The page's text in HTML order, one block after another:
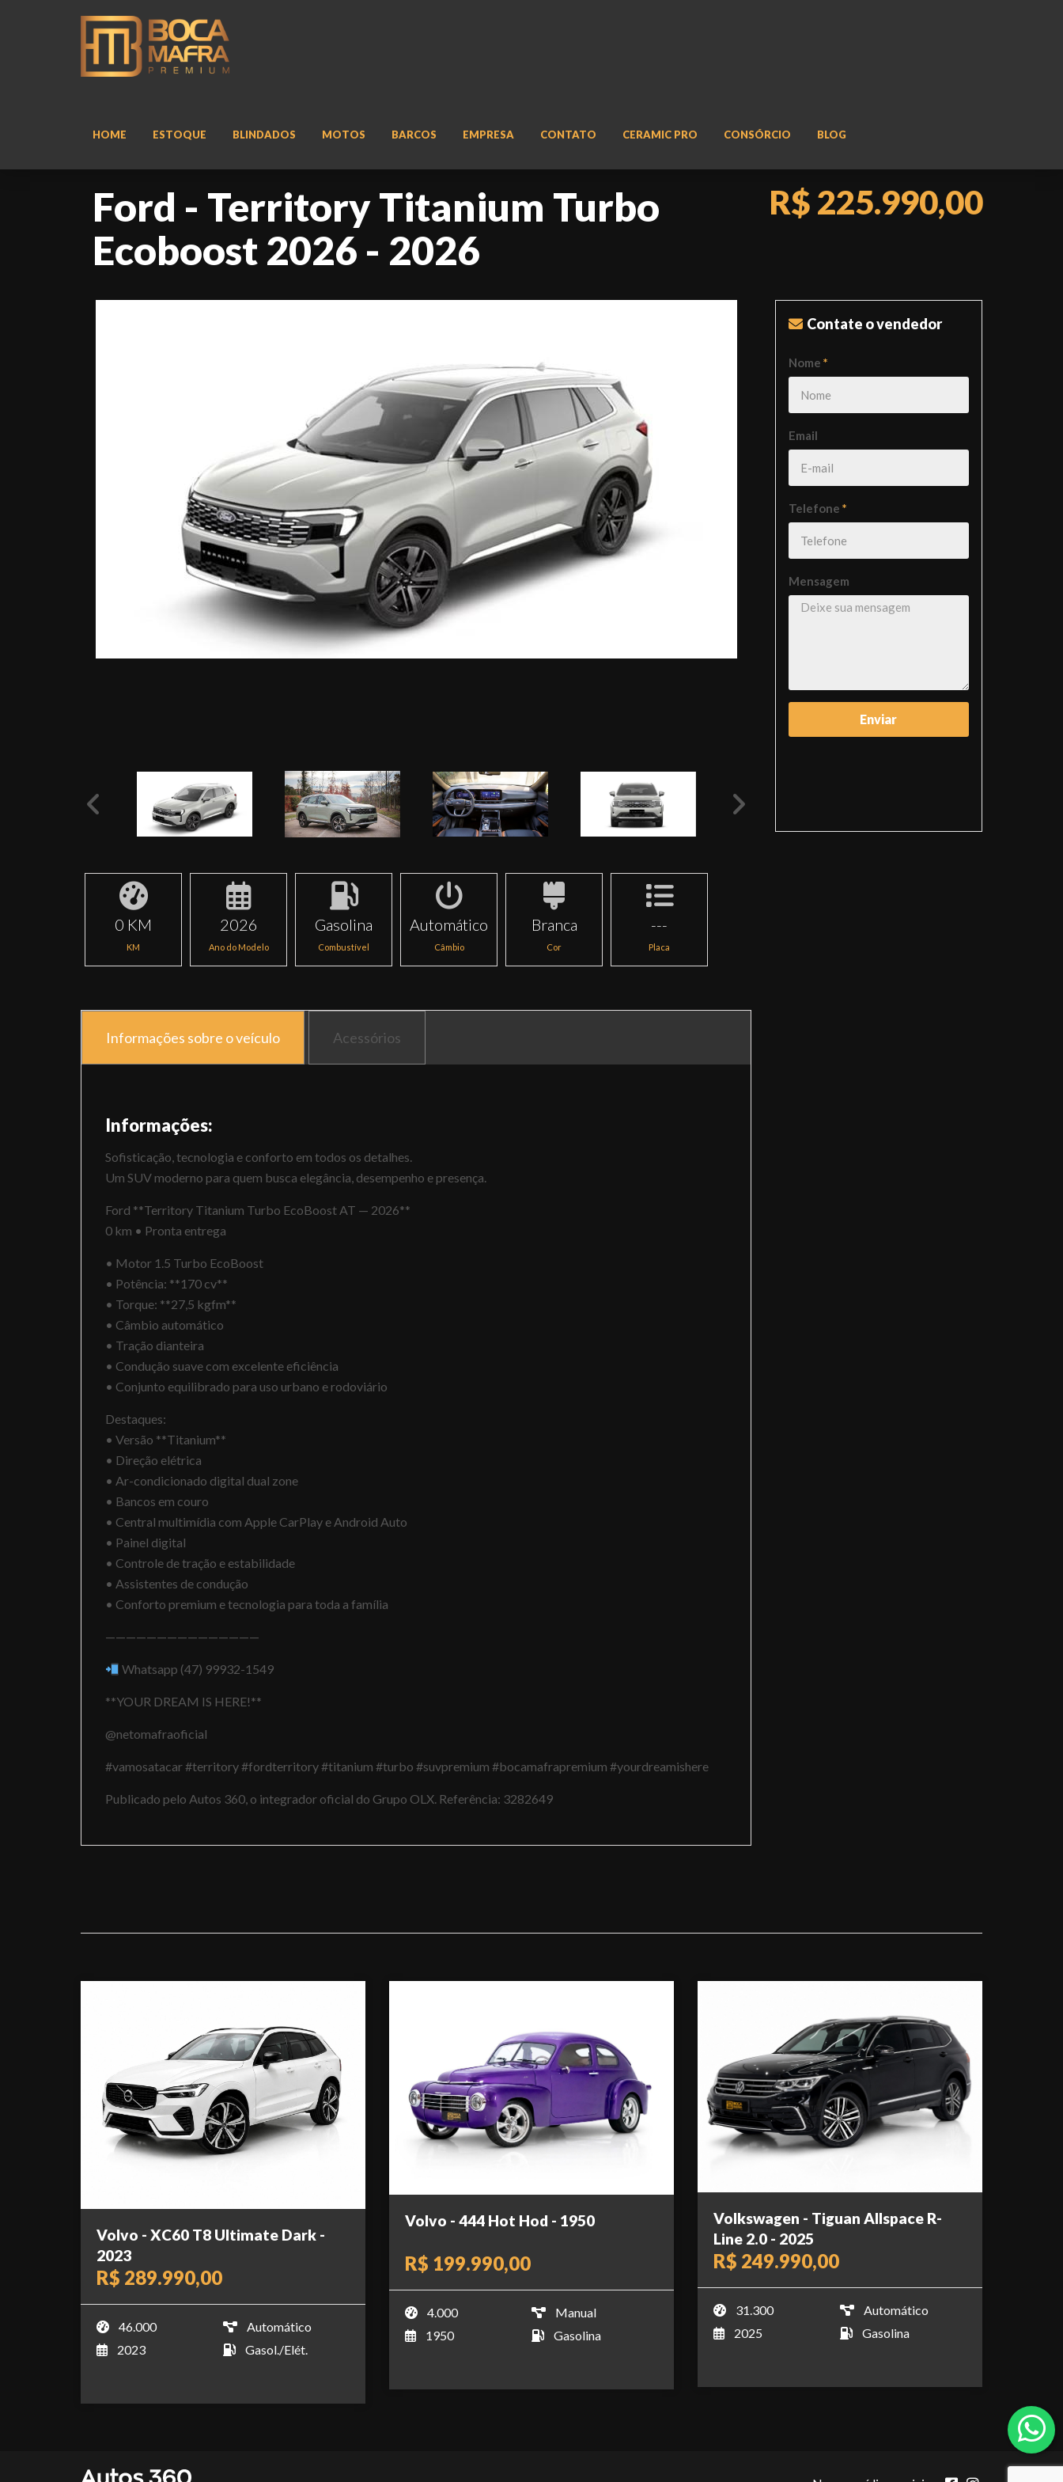
HOME ESTOQUE BLINDADOS MOTOS BARCOS EMPRESA CONTATO CERAMIC PRO CONSÓRCIO BLOG
Ford - Territory Titanium Turbo
Ecoboost 2026 - 2026
R$ 225.990,00
0 KM
KM
2026
Ano do Modelo
Gasolina
Combustível
Automático
Câmbio
Branca
Cor
---
Placa
Informações sobre o veículo Acessórios
Informações:
Sofisticação, tecnologia e conforto em todos os detalhes.
Um SUV moderno para quem busca elegância, desempenho e presença.
Ford **Territory Titanium Turbo EcoBoost AT — 2026**
0 km • Pronta entrega
• Motor 1.5 Turbo EcoBoost
• Potência: **170 cv**
• Torque: **27,5 kgfm**
• Câmbio automático
• Tração dianteira
• Condução suave com excelente eficiência
• Conjunto equilibrado para uso urbano e rodoviário
Destaques:
• Versão **Titanium**
• Direção elétrica
• Ar-condicionado digital dual zone
• Bancos em couro
• Central multimídia com Apple CarPlay e Android Auto
• Painel digital
• Controle de tração e estabilidade
• Assistentes de condução
• Conforto premium e tecnologia para toda a família
———————————————
Whatsapp (47) 99932-1549
**YOUR DREAM IS HERE!**
@netomafraoficial
#vamosatacar #territory #fordterritory #titanium #turbo #suvpremium #bocamafrapremium #yourdreamishere
Publicado pelo Autos 360, o integrador oficial do Grupo OLX. Referência: 3282649
Contate o vendedor
Nome *
Email
Telefone *
Mensagem
Volvo - XC60 T8 Ultimate Dark -
2023
R$ 289.990,00
46.000
Automático
2023
Gasol./Elét.
Volvo - 444 Hot Hod - 1950
R$ 199.990,00
4.000
Manual
1950
Gasolina
Volkswagen - Tiguan Allspace R-
Line 2.0 - 2025
R$ 249.990,00
31.300
Automático
2025
Gasolina